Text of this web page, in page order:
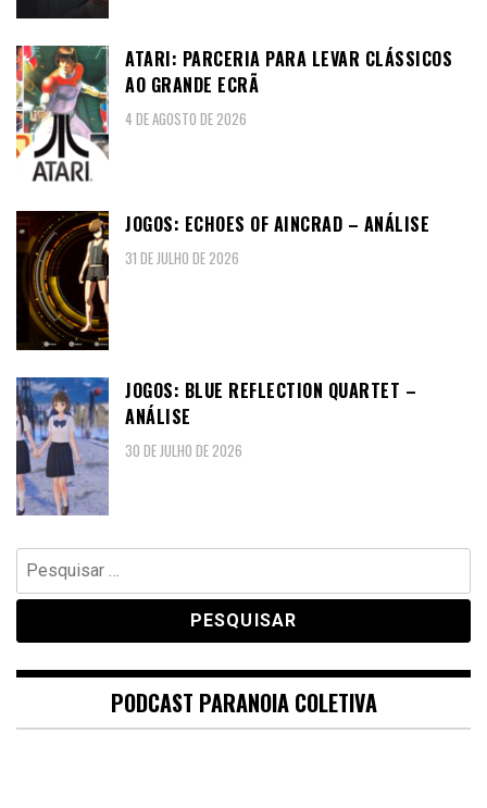
ATARI: PARCERIA PARA LEVAR CLÁSSICOS
AO GRANDE ECRÃ
4 DE AGOSTO DE 2026
JOGOS: ECHOES OF AINCRAD – ANÁLISE
31 DE JULHO DE 2026
JOGOS: BLUE REFLECTION QUARTET –
ANÁLISE
30 DE JULHO DE 2026
Pesquisar
por:
PODCAST PARANOIA COLETIVA